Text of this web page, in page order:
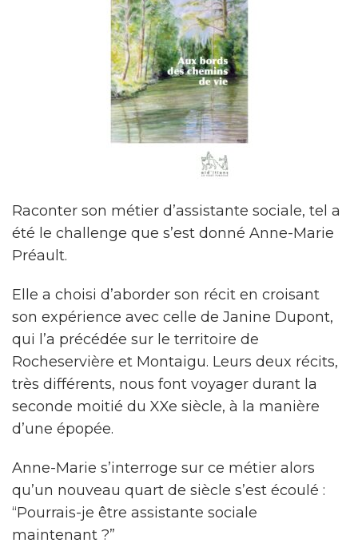
Raconter son métier d’assistante sociale, tel a
été le challenge que s’est donné Anne-Marie
Préault.
Elle a choisi d’aborder son récit en croisant
son expérience avec celle de Janine Dupont,
qui l’a précédée sur le territoire de
Rocheservière et Montaigu. Leurs deux récits,
très différents, nous font voyager durant la
seconde moitié du XXe siècle, à la manière
d’une épopée.
Anne-Marie s’interroge sur ce métier alors
qu’un nouveau quart de siècle s’est écoulé :
“Pourrais-je être assistante sociale
maintenant ?”